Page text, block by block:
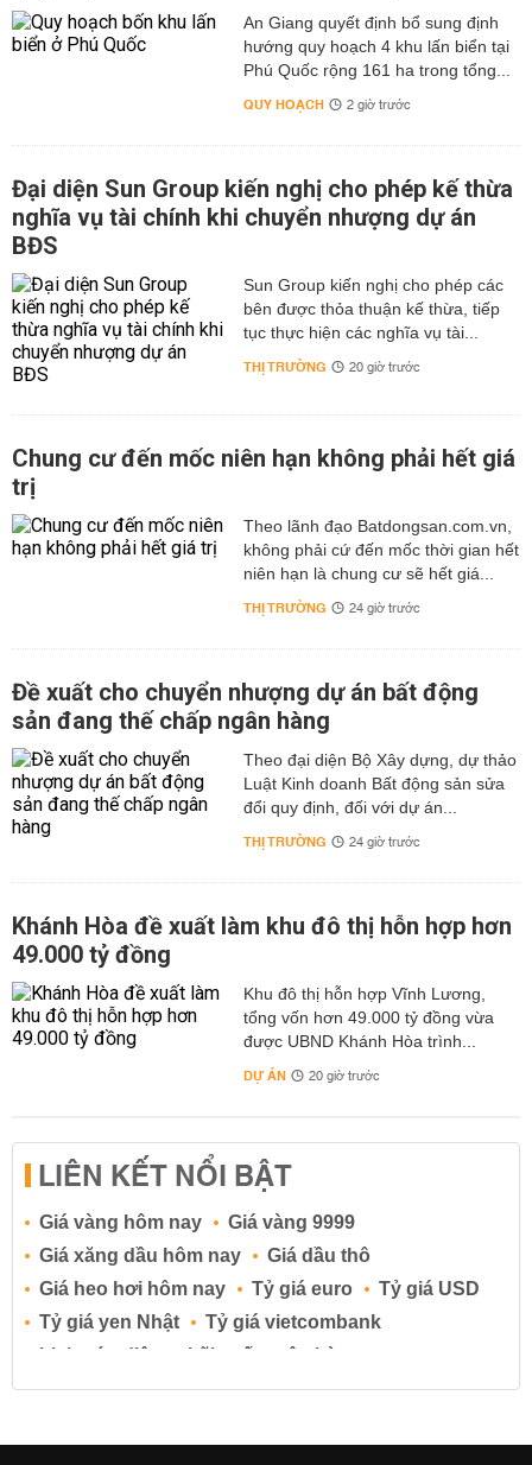
An Giang quyết định bổ sung định
hướng quy hoạch 4 khu lấn biển tại
Phú Quốc rộng 161 ha trong tổng...
QUY HOẠCH 2 giờ trước
Đại diện Sun Group kiến nghị cho phép kế thừa
nghĩa vụ tài chính khi chuyển nhượng dự án
BĐS
Sun Group kiến nghị cho phép các
bên được thỏa thuận kế thừa, tiếp
tục thực hiện các nghĩa vụ tài...
THỊ TRƯỜNG 20 giờ trước
Chung cư đến mốc niên hạn không phải hết giá
trị
Theo lãnh đạo Batdongsan.com.vn,
không phải cứ đến mốc thời gian hết
niên hạn là chung cư sẽ hết giá...
THỊ TRƯỜNG 24 giờ trước
Đề xuất cho chuyển nhượng dự án bất động
sản đang thế chấp ngân hàng
Theo đại diện Bộ Xây dựng, dự thảo
Luật Kinh doanh Bất động sản sửa
đổi quy định, đối với dự án...
THỊ TRƯỜNG 24 giờ trước
Khánh Hòa đề xuất làm khu đô thị hỗn hợp hơn
49.000 tỷ đồng
Khu đô thị hỗn hợp Vĩnh Lương,
tổng vốn hơn 49.000 tỷ đồng vừa
được UBND Khánh Hòa trình...
DỰ ÁN 20 giờ trước
LIÊN KẾT NỔI BẬT
Giá vàng hôm nay
Giá vàng 9999
Giá xăng dầu hôm nay
Giá dầu thô
Giá heo hơi hôm nay
Tỷ giá euro
Tỷ giá USD
Tỷ giá yen Nhật
Tỷ giá vietcombank
Lịch cúp điện
Lãi suất ngân hàng
Lãi suất tiết kiệm
Lãi suất tiền gửi